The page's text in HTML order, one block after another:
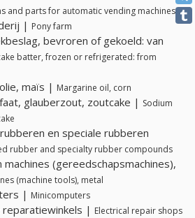
and parts for automatic vending machines
| Pony farm
bevroren of gekoeld: van
batter, frozen or refrigerated: from
maïs | Margarine oil, corn
glauberzout, zoutcake | Sodium
en speciale rubberen
rubber and specialty rubber compounds
(gereedschapsmachines),
(machine tools), metal
| Minicomputers
| Electrical repair shops